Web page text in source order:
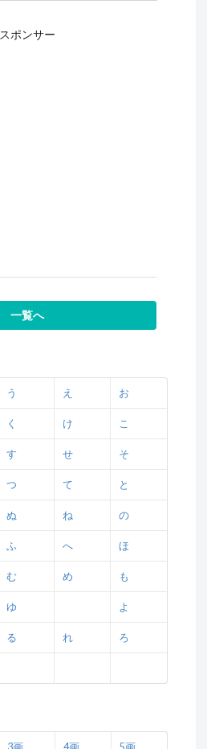
スポンサー
一覧へ
う え お
く け こ
す せ そ
つ て と
ぬ ね の
ふ へ ほ
む め も
ゆ よ
る れ ろ